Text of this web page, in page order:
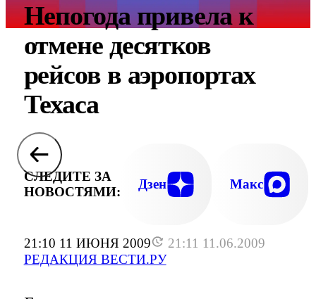
21:10 11 ИЮНЯ 2009
21:11 11.06.2009
РЕДАКЦИЯ ВЕСТИ.РУ
Непогода привела к
отмене десятков
рейсов в аэропортах
Техаса
СЛЕДИТЕ ЗА
НОВОСТЯМИ:
Дзен Макс